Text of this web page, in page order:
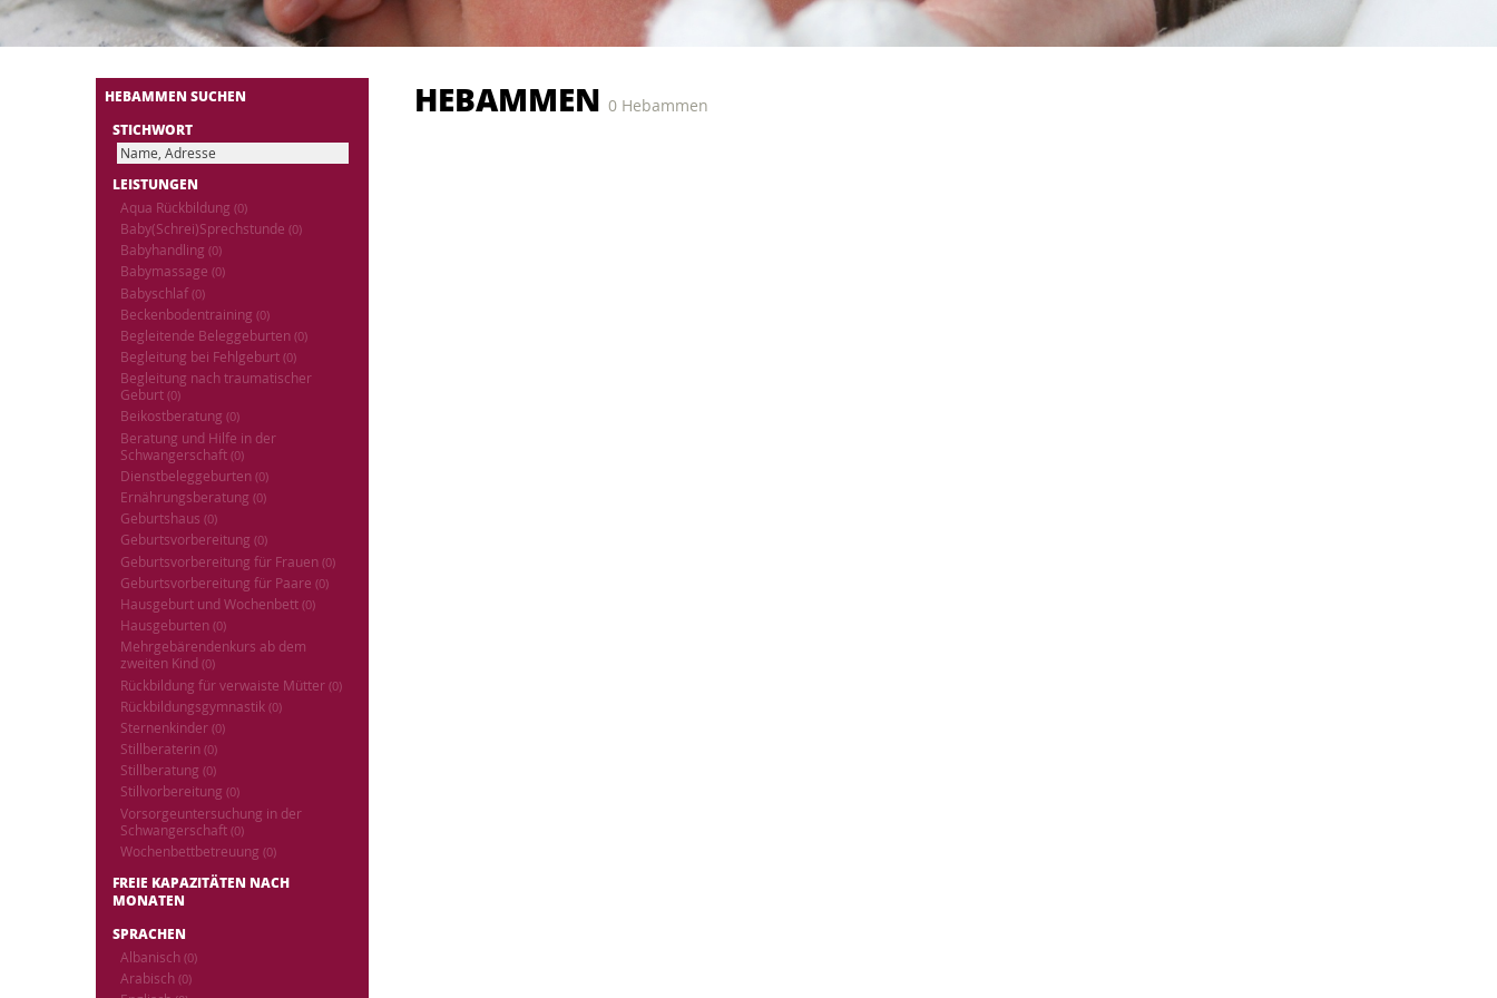
HEBAMMEN SUCHEN
STICHWORT
LEISTUNGEN
Aqua Rückbildung (0)
Baby(Schrei)Sprechstunde (0)
Babyhandling (0)
Babymassage (0)
Babyschlaf (0)
Beckenbodentraining (0)
Begleitende Beleggeburten (0)
Begleitung bei Fehlgeburt (0)
Begleitung nach traumatischer
Geburt (0)
Beikostberatung (0)
Beratung und Hilfe in der
Schwangerschaft (0)
Dienstbeleggeburten (0)
Ernährungsberatung (0)
Geburtshaus (0)
Geburtsvorbereitung (0)
Geburtsvorbereitung für Frauen (0)
Geburtsvorbereitung für Paare (0)
Hausgeburt und Wochenbett (0)
Hausgeburten (0)
Mehrgebärendenkurs ab dem
zweiten Kind (0)
Rückbildung für verwaiste Mütter (0)
Rückbildungsgymnastik (0)
Sternenkinder (0)
Stillberaterin (0)
Stillberatung (0)
Stillvorbereitung (0)
Vorsorgeuntersuchung in der
Schwangerschaft (0)
Wochenbettbetreuung (0)
FREIE KAPAZITÄTEN NACH
MONATEN
SPRACHEN
Albanisch (0)
Arabisch (0)
HEBAMMEN 0 Hebammen